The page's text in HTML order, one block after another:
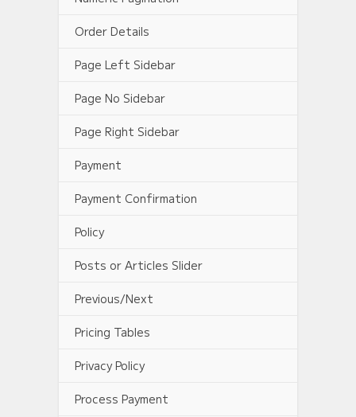
Order Details
Page Left Sidebar
Page No Sidebar
Page Right Sidebar
Payment
Payment Confirmation
Policy
Posts or Articles Slider
Previous/Next
Pricing Tables
Privacy Policy
Process Payment